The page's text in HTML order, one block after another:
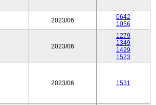
2023/06
0642
1056
2023/06
1279
1349
1429
1523
2023/06 1531